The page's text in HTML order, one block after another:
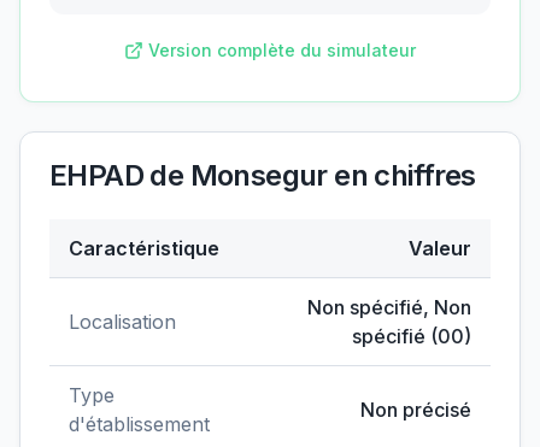
Version complète du simulateur
EHPAD de Monseguren chiffres
Caractéristique Valeur
Localisation
Non spécifié, Non
spécifié (00)
Type
d'établissement
Non précisé